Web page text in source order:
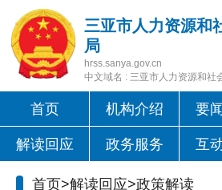
三亚市人力资源和
局
hrss.sanya.gov.cn
中文域名 : 三亚市人力资源和社
首页 机构介绍 要
解读回应 政务服务 互
首页>解读回应>政策解读